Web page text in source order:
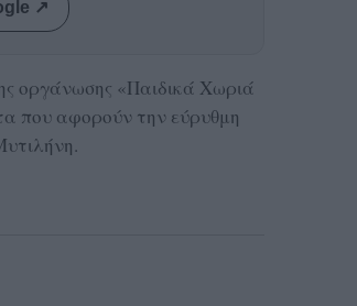
↗
οργάνωσης «Παιδικά Χωριά
που αφορούν την εύρυθμη